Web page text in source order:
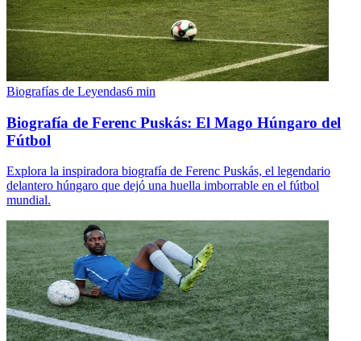
Biografías de Leyendas6 min
Biografía de Ferenc Puskás: El Mago Húngaro del
Fútbol
Explora la inspiradora biografía de Ferenc Puskás, el legendario
delantero húngaro que dejó una huella imborrable en el fútbol
mundial.